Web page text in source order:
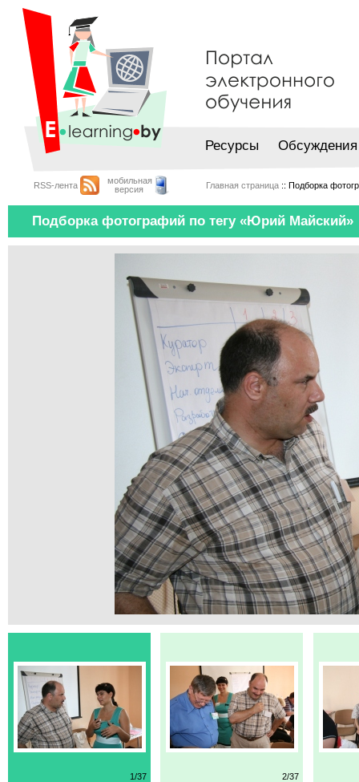
Ресурсы Обсуждения
RSS-лента
мобильная
версия
Главная страница :: Подборка
Подборка фотографий по тегу «Юрий Майский»
1/37 2/37